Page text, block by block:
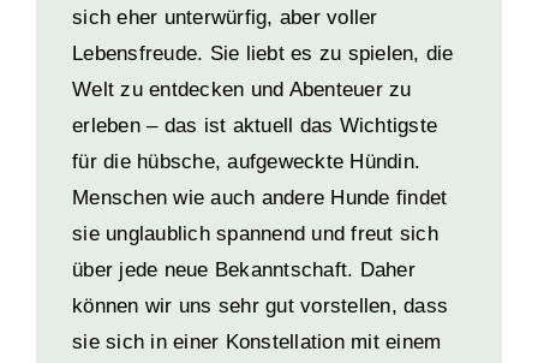
sich eher unterwürfig, aber voller
Lebensfreude. Sie liebt es zu spielen, die
Welt zu entdecken und Abenteuer zu
erleben – das ist aktuell das Wichtigste
für die hübsche, aufgeweckte Hündin.
Menschen wie auch andere Hunde findet
sie unglaublich spannend und freut sich
über jede neue Bekanntschaft. Daher
können wir uns sehr gut vorstellen, dass
sie sich in einer Konstellation mit einem